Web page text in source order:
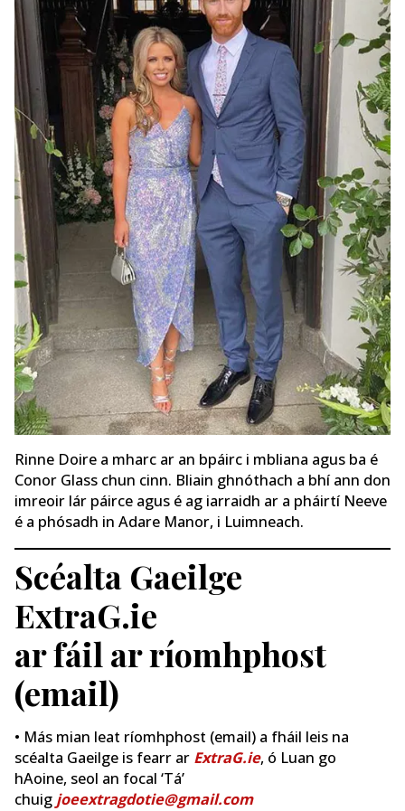
Rinne Doire a mharc ar an bpáirc i mbliana agus ba é
Conor Glass chun cinn. Bliain ghnóthach a bhí ann don
imreoir lár páirce agus é ag iarraidh ar a pháirtí Neeve
é ​​a phósadh in Adare Manor, i Luimneach.
Scéalta Gaeilge
ExtraG.ie
ar fáil ar ríomhphost
(email)
• Más mian leat ríomhphost (email) a fháil leis na
scéalta Gaeilge is fearr ar ExtraG.ie, ó Luan go
hAoine, seol an focal ‘Tá’
chuig joeextragdotie@gmail.com